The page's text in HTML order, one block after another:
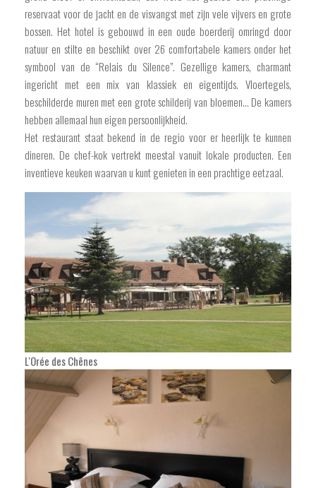
reservaat voor de jacht en de visvangst met zijn vele vijvers en grote
bossen. Het hotel is gebouwd in een oude boerderij omringd door
natuur en stilte en beschikt over 26 comfortabele kamers onder het
symbool van de “Relais du Silence”. Gezellige kamers, charmant
ingericht met een mix van klassiek en eigentijds. Vloertegels,
beschilderde muren met een grote schilderij van bloemen... De kamers
hebben allemaal hun eigen persoonlijkheid.
Het restaurant staat bekend in de regio voor er heerlijk te kunnen
dineren. De chef-kok vertrekt meestal vanuit lokale producten. Een
inventieve keuken waarvan u kunt genieten in een prachtige eetzaal.
L'Orée des Chênes